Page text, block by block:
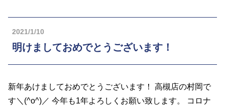
2021/1/10
明けましておめでとうございます！
新年あけましておめでとうございます！ 高槻店の村岡で
す＼(^o^)／ 今年も1年よろしくお願い致します。 コロナ